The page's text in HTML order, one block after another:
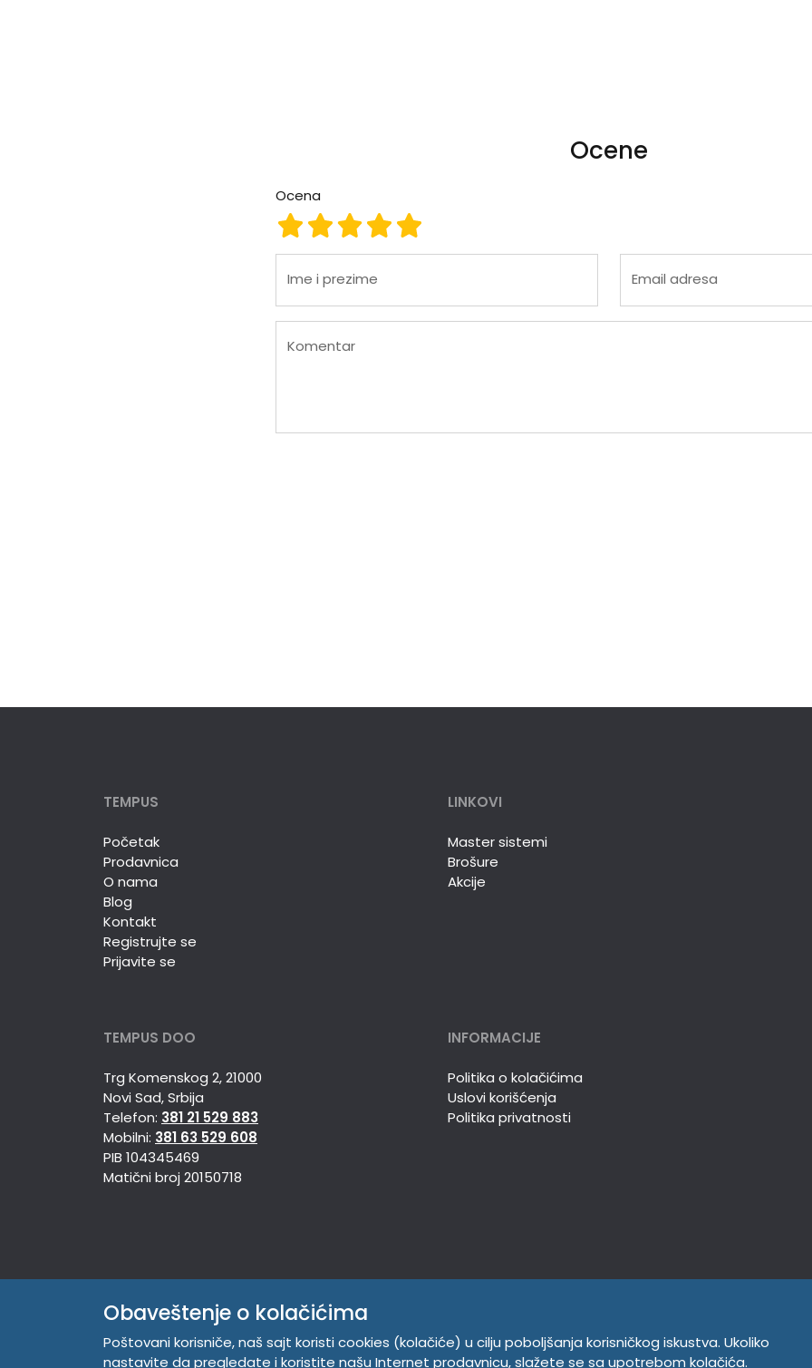
Ocene
Ocena
Ocena 5
Ocena 4
Ocena 3
Ocena 2
Ocena 1
Ime i prezime Email adresa
Komentar
TEMPUS
Početak
Prodavnica
O nama
Blog
Kontakt
Registrujte se
Prijavite se
LINKOVI
Master sistemi
Brošure
Akcije
TEMPUS DOO
Trg Komenskog 2, 21000
Novi Sad, Srbija
Telefon: 381 21 529 883
Mobilni: 381 63 529 608
PIB 104345469
Matični broj 20150718
INFORMACIJE
Politika o kolačićima
Uslovi korišćenja
Politika privatnosti
Obaveštenje o kolačićima
Poštovani korisniče, naš sajt koristi cookies (kolačiće) u cilju poboljšanja korisničkog iskustva. Ukoliko
nastavite da pregledate i koristite našu Internet prodavnicu, slažete se sa upotrebom kolačića.